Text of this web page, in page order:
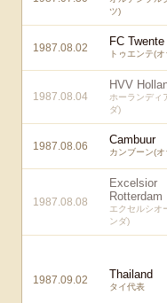
ツ)
1987.08.02 FC Twente
トゥエンテ(
1987.08.04
HVV
ホーランディ
ダ)
1987.08.06 Cambuur
カンブーン(
1987.08.08
Excelsior
Rotterdam
エクセルシオ
ンダ)
1987.09.02 Thailand
タイ代表